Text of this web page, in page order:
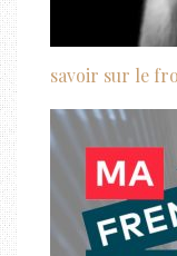
savoir sur le